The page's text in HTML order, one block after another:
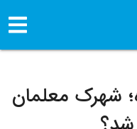
شهرک معلمان